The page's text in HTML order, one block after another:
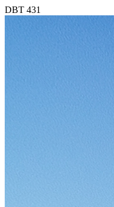
DBT 431